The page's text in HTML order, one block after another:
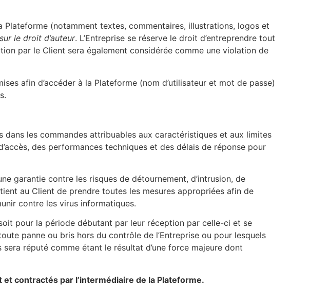
(notamment textes, commentaires, illustrations, logos et
le droit d’auteur. L’Entreprise se réserve le droit d’entreprendre tout
par le Client sera également considérée comme une violation de
afin d’accéder à la Plateforme (nom d’utilisateur et mot de passe)
dans les commandes attribuables aux caractéristiques et aux limites
des performances techniques et des délais de réponse pour
garantie contre les risques de détournement, d’intrusion, de
au Client de prendre toutes les mesures appropriées afin de
contre les virus informatiques.
pour la période débutant par leur réception par celle-ci et se
panne ou bris hors du contrôle de l’Entreprise ou pour lesquels
réputé comme étant le résultat d’une force majeure dont
contractés par l’intermédiaire de la Plateforme.